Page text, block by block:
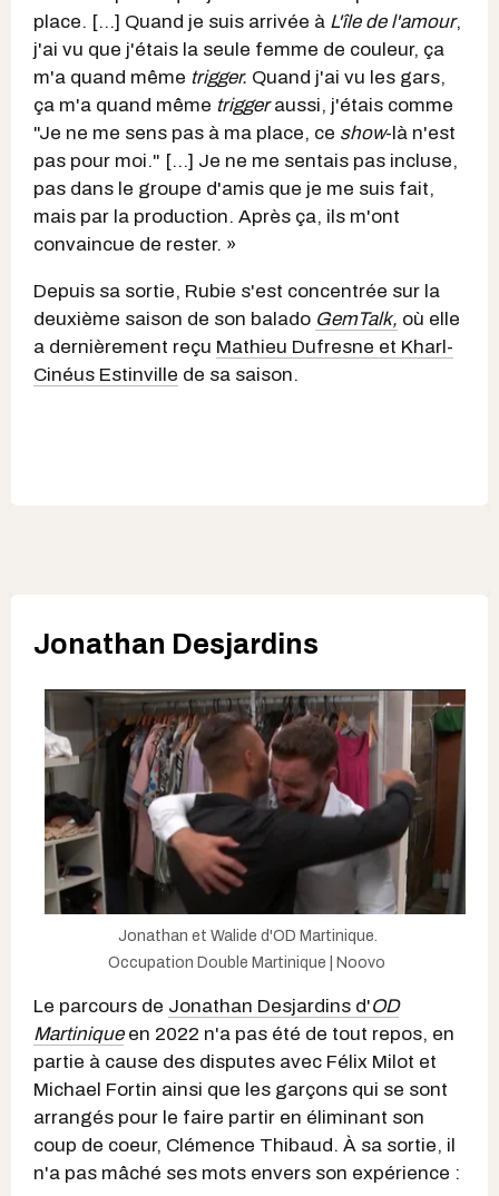
place. [...] Quand je suis arrivée à L'île de l'amour,
j'ai vu que j'étais la seule femme de couleur, ça
m'a quand même trigger. Quand j'ai vu les gars,
ça m'a quand même triggeraussi, j'étais comme
"Je ne me sens pas à ma place, ce show-là n'est
pas pour moi." [...] Je ne me sentais pas incluse,
pas dans le groupe d'amis que je me suis fait,
mais par la production. Après ça, ils m'ont
convaincue de rester. »
Depuis sa sortie, Rubie s'est concentrée sur la
deuxième saison de son balado GemTalk, où elle
a dernièrement reçu Mathieu Dufresne et Kharl-
Cinéus Estinville de sa saison.
Jonathan Desjardins
Jonathan et Walide d'OD Martinique.
Occupation Double Martinique | Noovo
Le parcours de Jonathan Desjardins d'OD
Martinique en 2022 n'a pas été de tout repos, en
partie à cause des disputes avec Félix Milot et
Michael Fortin ainsi que les garçons qui se sont
arrangés pour le faire partir en éliminant son
coup de coeur, Clémence Thibaud. À sa sortie, il
n'a pas mâché ses mots envers son expérience :